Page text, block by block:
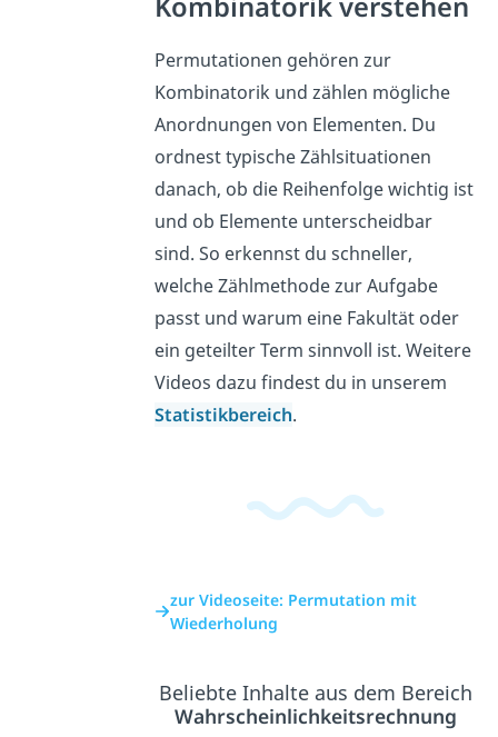
Permutationen gehören zur
Kombinatorik und zählen mögliche
Anordnungen von Elementen. Du
ordnest typische Zählsituationen
danach, ob die Reihenfolge wichtig ist
und ob Elemente unterscheidbar
sind. So erkennst du schneller,
welche Zählmethode zur Aufgabe
passt und warum eine Fakultät oder
ein geteilter Term sinnvoll ist. Weitere
Videos dazu findest du in unserem
Statistikbereich.
zur Videoseite: Permutation mit
Wiederholung
Beliebte Inhalte aus dem Bereich
Wahrscheinlichkeitsrechnung